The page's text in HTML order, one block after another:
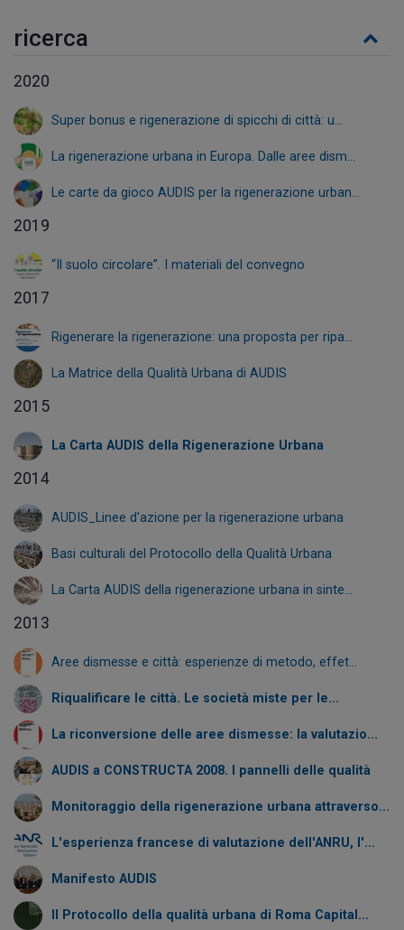
ricerca
2020
Super bonus e rigenerazione di spicchi di città: u...
La rigenerazione urbana in Europa. Dalle aree dism...
Le carte da gioco AUDIS per la rigenerazione urban...
2019
“Il suolo circolare”. I materiali del convegno
2017
Rigenerare la rigenerazione: una proposta per ripa...
La Matrice della Qualità Urbana di AUDIS
2015
La Carta AUDIS della Rigenerazione Urbana
2014
AUDIS_Linee d'azione per la rigenerazione urbana
Basi culturali del Protocollo della Qualità Urbana
La Carta AUDIS della rigenerazione urbana in sinte...
2013
Aree dismesse e città: esperienze di metodo, effet...
Riqualificare le città. Le società miste per le...
La riconversione delle aree dismesse: la valutazio...
AUDIS a CONSTRUCTA 2008. I pannelli delle qualità
Monitoraggio della rigenerazione urbana attraverso...
L'esperienza francese di valutazione dell'ANRU, l'...
Manifesto AUDIS
Il Protocollo della qualità urbana di Roma Capital...